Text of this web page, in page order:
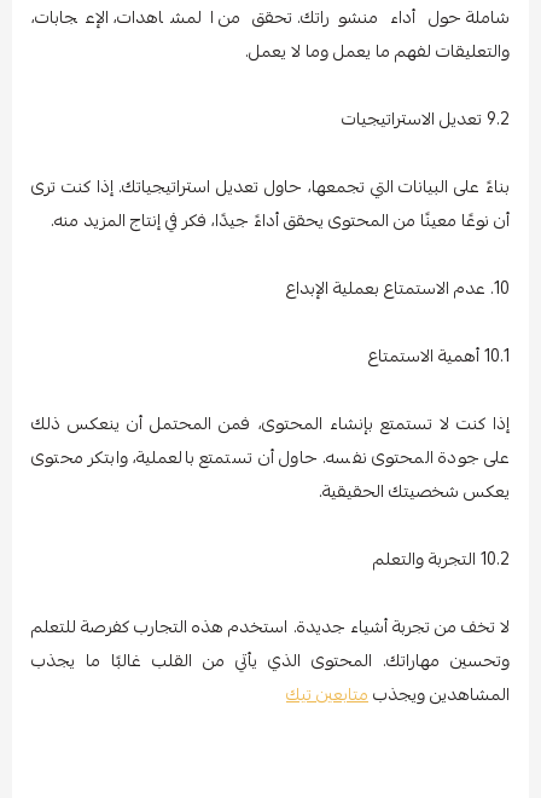
شاملة حول أداء منشوراتك. تحقق من المشاهدات، الإعجابات،
والتعليقات لفهم ما يعمل وما لا يعمل.
9.2 تعديل الاستراتيجيات
بناءً على البيانات التي تجمعها، حاول تعديل استراتيجياتك. إذا كنت ترى
أن نوعًا معينًا من المحتوى يحقق أداءً جيدًا، فكر في إنتاج المزيد منه.
10. عدم الاستمتاع بعملية الإبداع
10.1 أهمية الاستمتاع
إذا كنت لا تستمتع بإنشاء المحتوى، فمن المحتمل أن ينعكس ذلك
على جودة المحتوى نفسه. حاول أن تستمتع بالعملية، وابتكر محتوى
يعكس شخصيتك الحقيقية.
10.2 التجربة والتعلم
لا تخف من تجربة أشياء جديدة. استخدم هذه التجارب كفرصة للتعلم
وتحسين مهاراتك. المحتوى الذي يأتي من القلب غالبًا ما يجذب
المشاهدين ويجذبمتابعين تيك